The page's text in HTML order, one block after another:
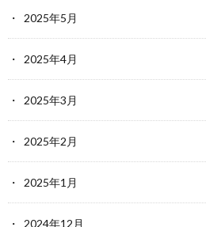
2025年5月
2025年4月
2025年3月
2025年2月
2025年1月
2024年12月